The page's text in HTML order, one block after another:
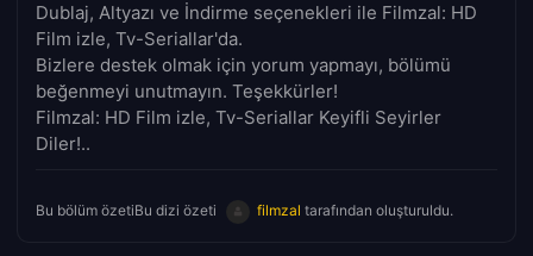
Dublaj, Altyazı ve İndirme seçenekleri ile Filmzal: HD
Film izle, Tv-Seriallar'da.
Bizlere destek olmak için yorum yapmayı, bölümü
beğenmeyi unutmayın. Teşekkürler!
Filmzal: HD Film izle, Tv-Seriallar Keyifli Seyirler
Diler!..
Bu bölüm özetiBu dizi özeti filmzal tarafından oluşturuldu.